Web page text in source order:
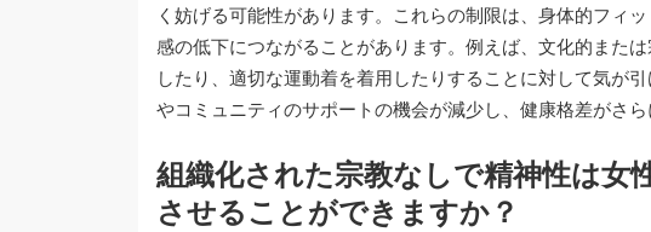
く妨げる可能性があります。これらの制限は、身体的フィ
感の低下につながることがあります。例えば、文化的また
したり、適切な運動着を着用したりすることに対して気が
やコミュニティのサポートの機会が減少し、健康格差がさら
組織化された宗教なしで精神性は女
させることができますか？